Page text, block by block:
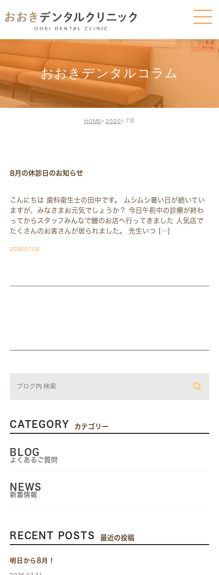
おおきデンタルコラム
HOME 2020 7月
8月の休診日のお知らせ
こんにちは 歯科衛生士の田中です。 ムシムシ暑い日が続いてい
ますが、みなさまお元気でしょうか？ 今日午前中の診療が終わ
ってからスタッフみんなで鰻のお店へ行ってきました 人気店で
たくさんのお客さんが居られました。 先生いつ […]
2020.07.09
CATEGORY カテゴリー
BLOG
よくあるご質問
NEWS
新着情報
RECENT POSTS 最近の投稿
明日から8月！